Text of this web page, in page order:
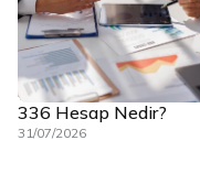
336 Hesap Nedir?
31/07/2026